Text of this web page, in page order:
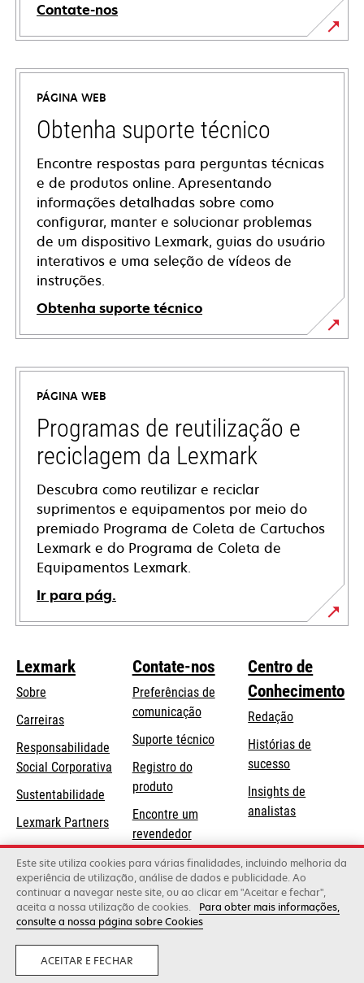
Contate-nos
PÁGINA WEB
Obtenha suporte técnico
Encontre respostas para perguntas técnicas
e de produtos online. Apresentando
informações detalhadas sobre como
configurar, manter e solucionar problemas
de um dispositivo Lexmark, guias do usuário
interativos e uma seleção de vídeos de
instruções.
Obtenha suporte técnico
opens
in
new
tab
PÁGINA WEB
Programas de reutilização e
reciclagem da Lexmark
Descubra como reutilizar e reciclar
suprimentos e equipamentos por meio do
premiado Programa de Coleta de Cartuchos
Lexmark e do Programa de Coleta de
Equipamentos Lexmark.
Ir para pág.
Lexmark
Sobre
Carreiras
Responsabilidade
Social Corporativa opens
new
tab
Sustentabilidade
Lexmark Partners
Contate-nos
Preferências de
comunicação
Suporte técnicoopens
Registro do
produto
Encontre um
revendedor
Lista de
atacadistas
Centro de
Conhecimento
Redação
Histórias de
sucesso
Insights de
analistas
Lexmark International, Inc., uma empresa da Xerox
©2026 Todos os direitos reservados.
Legal Privacidade
Este site utiliza cookies para várias finalidades, incluindo melhoria da
experiência de utilização, análise de dados e publicidade. Ao
continuar a navegar neste site, ou ao clicar em "Aceitar e fechar",
aceita a nossa utilização de cookies.
Para obter mais informações,
consulte a nossa página sobre Cookies
ACEITAR E FECHAR